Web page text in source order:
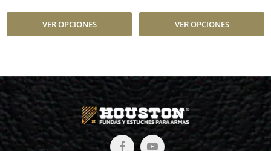
VER OPCIONES VER OPCIONES